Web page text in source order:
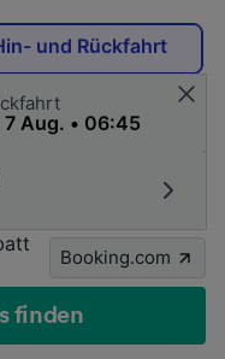
und Rückfahrt
Booking.com
finden